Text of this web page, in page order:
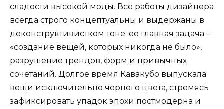
сладости высокой моды. Все работы дизайнера
всегда строго концептуальны и выдержаны в
деконструктивистком тоне: ее главная задача –
«создание вещей, которых никогда не было»,
разрушение трендов, форм и привычных
сочетаний. Долгое время Кавакубо выпускала
вещи исключительно черного цвета, стремясь
зафиксировать упадок эпохи постмодерна и